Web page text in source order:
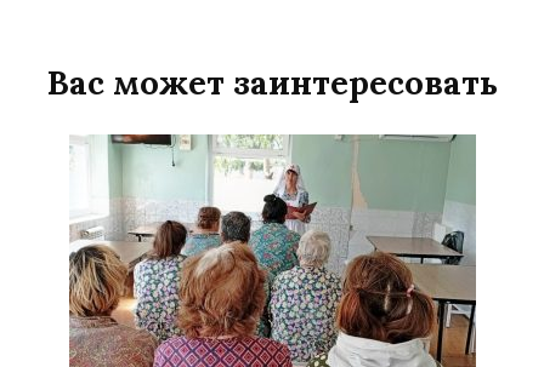
Вас может заинтересовать